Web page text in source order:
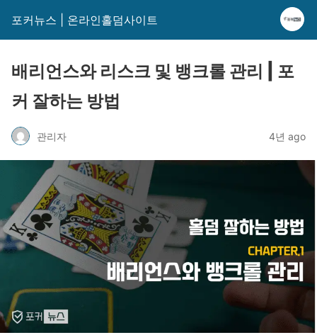
포커뉴스 | 온라인홀덤사이트
배리언스와 리스크 및 뱅크롤 관리 | 포
커 잘하는 방법
관리자 4년 ago